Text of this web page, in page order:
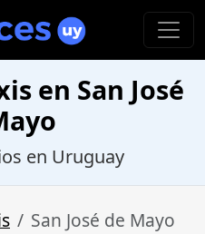
en San José
en Uruguay
San José de Mayo